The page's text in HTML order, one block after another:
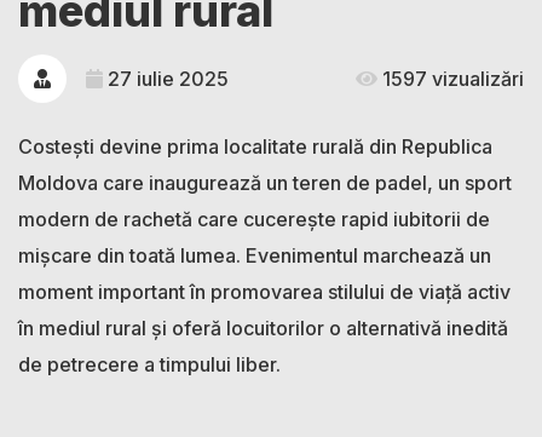
27 iulie 2025 1597 vizualizări
Costești devine prima localitate rurală din Republica
Moldova care inaugurează un teren de padel, un sport
modern de rachetă care cucerește rapid iubitorii de
mișcare din toată lumea. Evenimentul marchează un
moment important în promovarea stilului de viață activ
în mediul rural și oferă locuitorilor o alternativă inedită
de petrecere a timpului liber.